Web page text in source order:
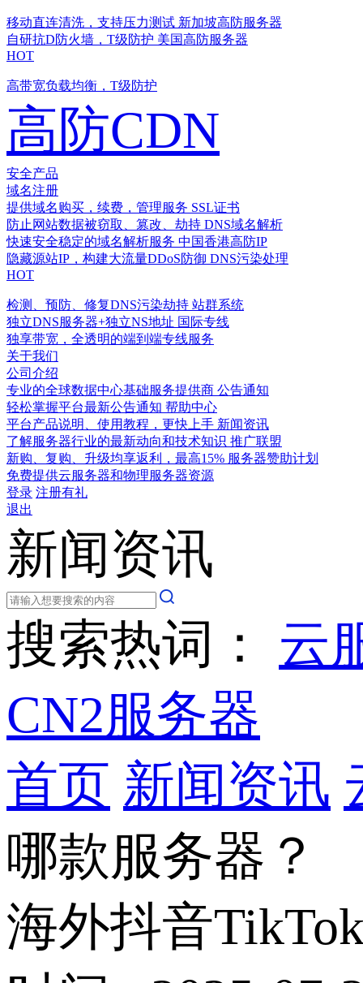
移动直连清洗，支持压力测试 新加坡高防服务器
自研抗D防火墙，T级防护 美国高防服务器
HOT
高带宽负载均衡，T级防护
高防CDN
安全产品
域名注册
提供域名购买，续费，管理服务 SSL证书
防止网站数据被窃取、篡改、劫持 DNS域名解析
快速安全稳定的域名解析服务 中国香港高防IP
隐藏源站IP，构建大流量DDoS防御 DNS污染处理
HOT
检测、预防、修复DNS污染劫持 站群系统
独立DNS服务器+独立NS地址 国际专线
独享带宽，全透明的端到端专线服务
关于我们
公司介绍
专业的全球数据中心基础服务提供商 公告通知
轻松掌握平台最新公告通知 帮助中心
平台产品说明、使用教程，更快上手 新闻资讯
了解服务器行业的最新动向和技术知识 推广联盟
新购、复购、升级均享返利，最高15% 服务器赞助计划
免费提供云服务器和物理服务器资源
登录 注册有礼
退出
新闻资讯
搜索热词： 云
CN2服务器
首页 新闻资讯
哪款服务器？
海外抖音